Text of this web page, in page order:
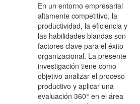
En un entorno empresarial
altamente competitivo, la
productividad, la eficiencia y
las habilidades blandas son
factores clave para el éxito
organizacional. La presente
investigación tiene como
objetivo analizar el proceso
productivo y aplicar una
evaluación 360° en el área